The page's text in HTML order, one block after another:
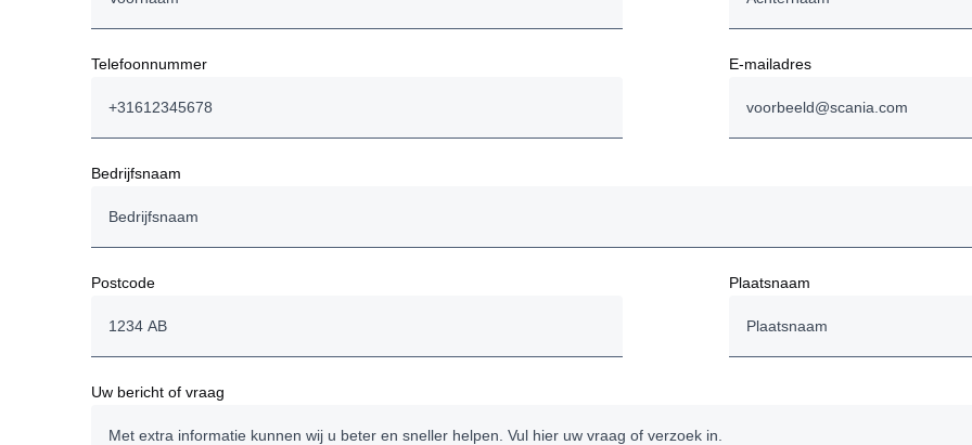
Telefoonnummer E-mailadres
Bedrijfsnaam
Postcode Plaatsnaam
Uw bericht of vraag